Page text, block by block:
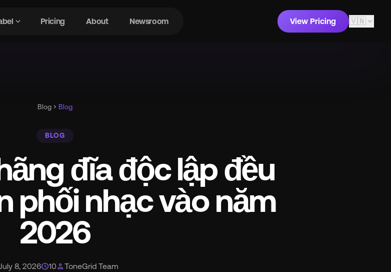
expand_more Pricing About Newsroom View Pricing 🇻🇳expand_more
Blog chevron_right Blog
BLOG
đĩa độc lập đều
phối nhạc vào năm
2026
July 8, 2026schedule10personToneGrid Team